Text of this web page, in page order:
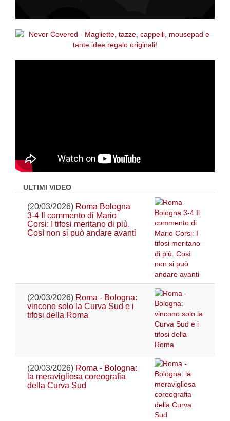
ULTIMI VIDEO
(20/03/2026) Roma Bologna
3-4 Il commento di Mario
Corsi: I tifosi meritano di più.
Così non si può andare avanti
(20/03/2026) Roma - Bologna:
vincono solo la Curva Sud e i
tifosi della Roma
(20/03/2026) Roma - Bologna:
la meravigliosa coreografia
della Curva Sud